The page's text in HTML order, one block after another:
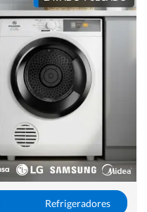
Refrigeradores